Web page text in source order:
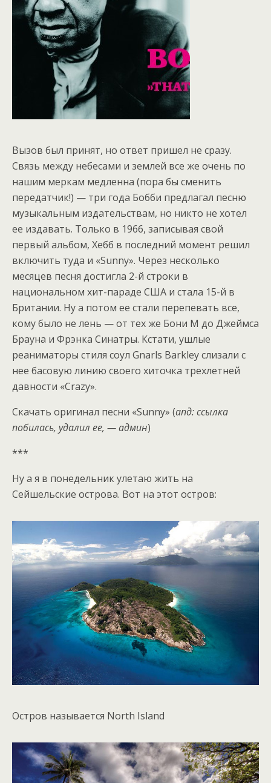
Вызов был принят, но ответ пришел не сразу.
Связь между небесами и землей все же очень по
нашим меркам медленна (пора бы сменить
передатчик!) — три года Бобби предлагал песню
музыкальным издательствам, но никто не хотел
ее издавать. Только в 1966, записывая свой
первый альбом, Хебб в последний момент решил
включить туда и «Sunny». Через несколько
месяцев песня достигла 2-й строки в
национальном хит-параде США и стала 15-й в
Британии. Ну а потом ее стали перепевать все,
кому было не лень — от тех же Бони М до Джеймса
Брауна и Фрэнка Синатры. Кстати, ушлые
реаниматоры стиля соул Gnarls Barkley слизали с
нее басовую линию своего хиточка трехлетней
давности «Crazy».
Скачать оригинал песни «Sunny» (апд: ссылка
побилась, удалил ее, — админ)
***
Ну а я в понедельник улетаю жить на
Сейшельские острова. Вот на этот остров:
Остров называется North Island